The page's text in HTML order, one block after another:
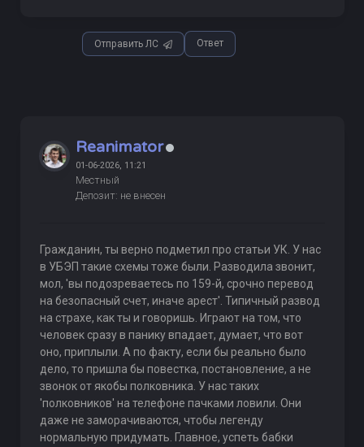
Отправить ЛС Ответ
Reanimator
01-06-2026, 11:21
Местный
Депозит: не внесен
Гражданин, ты верно подметил про статьи УК. У нас
в УБЭП такие схемы тоже были. Разводила звонит,
мол, 'вы подозреваетесь по 159-й, срочно перевод
на безопасный счет, иначе арест'. Типичный развод
на страхе, как ты и говоришь. Играют на том, что
человек сразу в панику впадает, думает, что вот
оно, приплыли. А по факту, если бы реально было
дело, то пришла бы повестка, постановление, а не
звонок от якобы полковника. У нас таких
'полковников' на телефоне пачками ловили. Они
даже не заморачиваются, чтобы легенду
нормальную придумать. Главное, успеть бабки